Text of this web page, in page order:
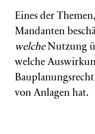
Eines der
Mandanten
welcheNutzung
welche
von Anlagen hat.